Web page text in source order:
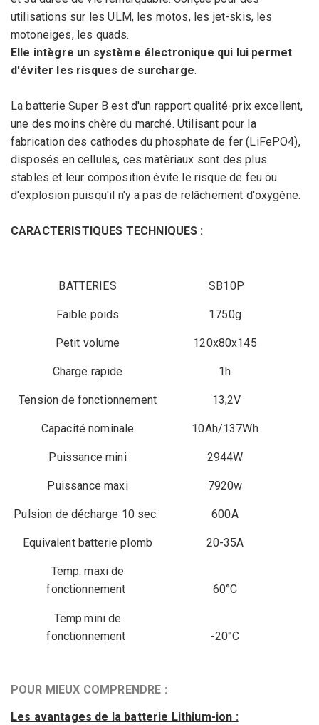
utilisations sur les ULM, les motos, les jet-skis, les
motoneiges, les quads.
Elle intègre un système électronique qui lui permet
d'éviter les risques de surcharge.
Labatterie Super B est d'un rapport qualité-prixexcellent,
une des moins chère du marché. Utilisant pour la
fabrication des cathodes du phosphate de fer (LiFePO4),
disposés en cellules, ces matèriaux sont des plus
stables et leur composition évite le risque de feu ou
d'explosion puisqu'il n'y a pas de relâchement d'oxygène.
CARACTERISTIQUES TECHNIQUES :
BATTERIES SB10P
Faible poids 1750g
Petit volume 120x80x145
Charge rapide 1h
Tension de fonctionnement 13,2V
Capacité nominale 10Ah/137Wh
Puissance mini 2944W
Puissance maxi 7920w
Pulsion de décharge 10 sec. 600A
Equivalent batterie plomb 20-35A
Temp. maxi de
fonctionnement
60°C
Temp.mini de
fonctionnement
-20°C
POUR MIEUX COMPRENDRE :
Les avantages de la batterie Lithium-ion :